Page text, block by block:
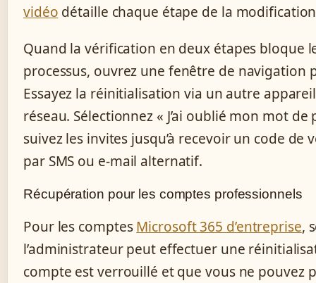
vidéo détaille chaque étape de la
Quand la vérification en deux étapes bloque
processus, ouvrez une fenêtre de navigation
Essayez la réinitialisation via un autre
réseau. Sélectionnez « J’ai oublié mon mot de
suivez les invites jusqu’à recevoir un code de
par SMS ou e-mail alternatif.
Récupération pour les comptes professionnels
Pour les comptesMicrosoft 365 d’entreprise,
l’administrateur peut effectuer une
compte est verrouillé et que vous ne pouvez